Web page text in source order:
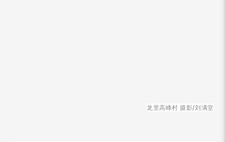
龙里高峰村 摄影/刘满堂